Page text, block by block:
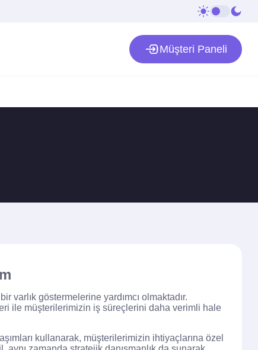
Müşteri Paneli
göstermelerine yardımcı olmaktadır.
ile müşterilerimizin iş süreçlerini daha verimli hale
kullanarak, müşterilerimizin ihtiyaçlarına özel